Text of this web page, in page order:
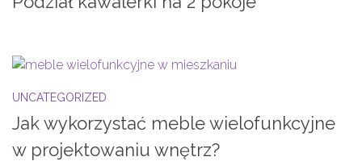
UNCATEGORIZED
Jak wykorzystać meble wielofunkcyjne
w projektowaniu wnętrz?